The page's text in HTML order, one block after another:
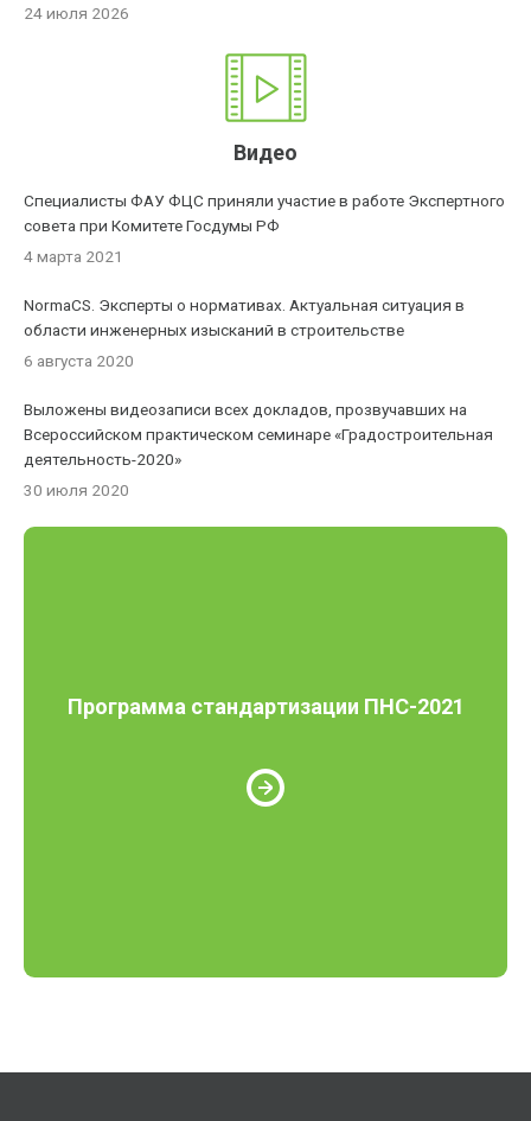
24 июля 2026
Видео
Специалисты ФАУ ФЦС приняли участие в работе Экспертного
совета при Комитете Госдумы РФ
4 марта 2021
NormaCS. Эксперты о нормативах. Актуальная ситуация в
области инженерных изысканий в строительстве
6 августа 2020
Выложены видеозаписи всех докладов, прозвучавших на
Всероссийском практическом семинаре «Градостроительная
деятельность-2020»
30 июля 2020
Программа стандартизации ПНС-2021